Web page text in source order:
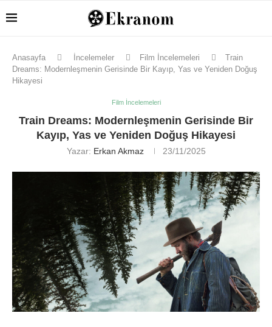
Anasayfa İncelemeler Film İncelemeleri
Train
Dreams: Modernleşmenin Gerisinde Bir Kayıp, Yas ve Yeniden Doğuş
Hikayesi
Film İncelemeleri
Train Dreams: Modernleşmenin Gerisinde Bir
Kayıp, Yas ve Yeniden Doğuş Hikayesi
Yazar: Erkan Akmaz 23/11/2025